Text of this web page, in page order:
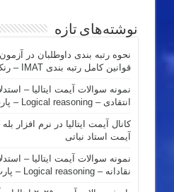
نوشته‌های تازه
نحوه رتبه بندی داوطلبان در آزمون
قوانین کامل رتبه بندی IMAT – رنک بندی
نمونه سوالات آیمت ایتالیا –
انتقادی – Logical reasoning – پارت ۸
کانال آیمت ایتالیا در نرم افزار
آیمت استاد نباتی
نمونه سوالات آیمت ایتالیا –
نقادانه – Logical reasoning – پارت ۷